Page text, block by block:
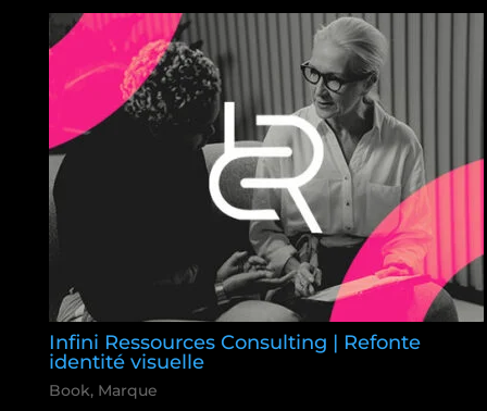
Infini Ressources Consulting | Refonte
identité visuelle
Book, Marque